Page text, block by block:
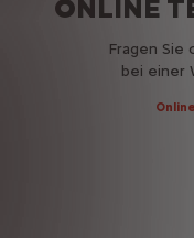
ONLINE
Fragen
bei einer